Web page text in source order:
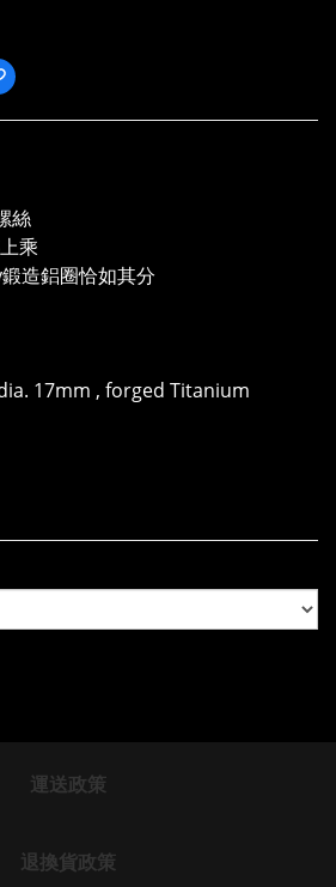
絲
乘
造鋁圈恰如其分
17mm , forged Titanium
運送政策
退換貨政策